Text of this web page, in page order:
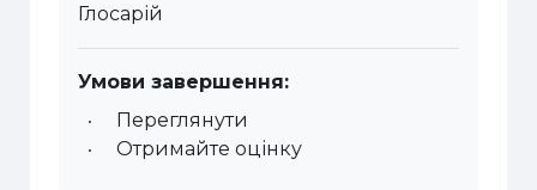
Глосарій
Умови завершення:
Переглянути
Отримайте оцінку